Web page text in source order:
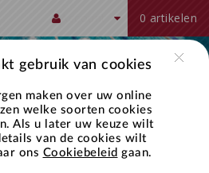
gtm.js?
0 artikelen
gebruik van cookies
maken over uw online
welke soorten cookies
Als u later uw keuze wilt
van de cookies wilt
ons Cookiebeleid gaan.